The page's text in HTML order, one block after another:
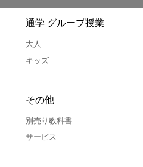
通学 グループ授業
大人
キッズ
その他
別売り教科書
サービス